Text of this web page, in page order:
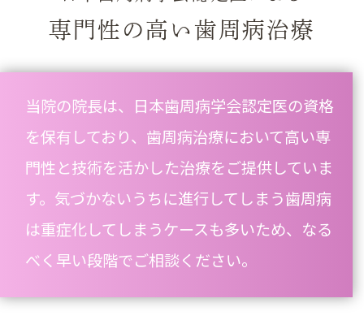
専門性の高い歯周病治療
当院の院長は、日本歯周病学会認定医の資格
を保有しており、歯周病治療において高い専
門性と技術を活かした治療をご提供していま
す。気づかないうちに進行してしまう歯周病
は重症化してしまうケースも多いため、なる
べく早い段階でご相談ください。